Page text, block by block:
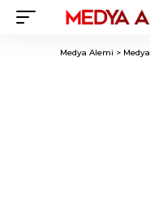
Medya Alemi > Medya